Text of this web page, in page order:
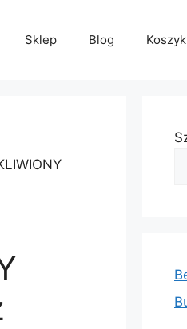
Sklep Blog Koszyk